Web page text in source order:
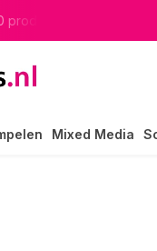
producten
Mixed Media